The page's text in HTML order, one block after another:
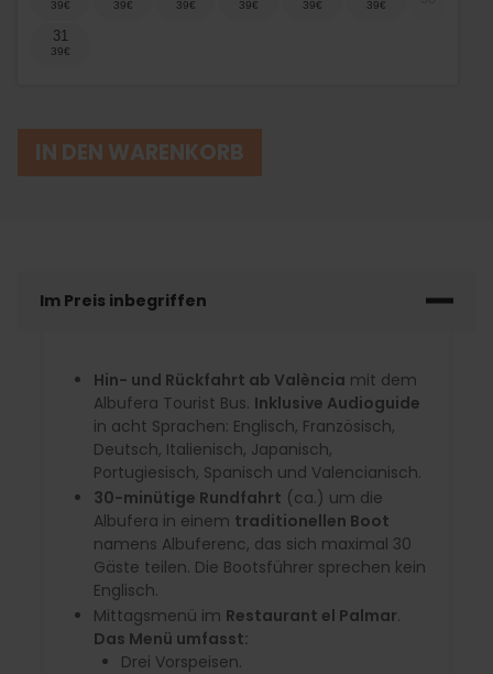
31
IN DEN WARENKORB
Im Preis inbegriffen
Hin- und Rückfahrt ab València mit dem
Albufera Tourist Bus. Inklusive Audioguide
in acht Sprachen: Englisch, Französisch,
Deutsch, Italienisch, Japanisch,
Portugiesisch, Spanisch und Valencianisch.
30-minütige Rundfahrt (ca.) um die
Albufera in einem traditionellen Boot
namens Albuferenc, das sich maximal 30
Gäste teilen. Die Bootsführer sprechen kein
Englisch.
Mittagsmenü im Restaurant el Palmar.
Das Menü umfasst:
Drei Vorspeisen.